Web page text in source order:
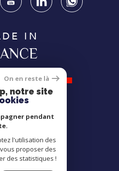
IN
On en reste là
notre site
pendant
l'utilisation des
proposer des
des statistiques !